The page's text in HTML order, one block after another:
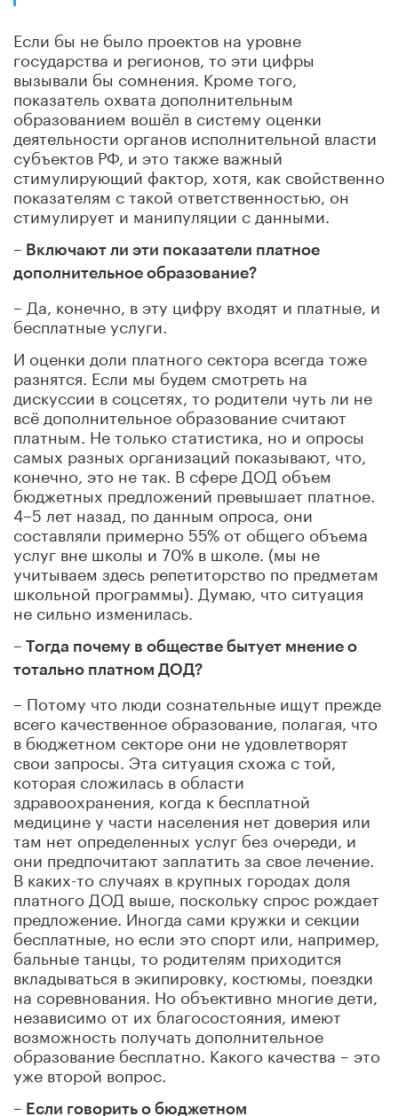
Если бы не было проектов на уровне
государства и регионов, то эти цифры
вызывали бы сомнения. Кроме того,
показатель охвата дополнительным
образованием вошёл в систему оценки
деятельности органов исполнительной власти
субъектов РФ, и это также важный
стимулирующий фактор, хотя, как свойственно
показателям с такой ответственностью, он
стимулирует и манипуляции с данными.
– Включают ли эти показатели платное
дополнительное образование?
– Да, конечно, в эту цифру входят и платные, и
бесплатные услуги.
И оценки доли платного сектора всегда тоже
разнятся. Если мы будем смотреть на
дискуссии в соцсетях, то родители чуть ли не
всё дополнительное образование считают
платным. Не только статистика, но и опросы
самых разных организаций показывают, что,
конечно, это не так. В сфере ДОД объем
бюджетных предложений превышает платное.
4–5 лет назад, по данным опроса, они
составляли примерно 55% от общего объема
услуг вне школы и 70% в школе. (мы не
учитываем здесь репетиторство по предметам
школьной программы). Думаю, что ситуация
не сильно изменилась.
– Тогда почему в обществе бытует мнение о
тотально платном ДОД?
– Потому что люди сознательные ищут прежде
всего качественное образование, полагая, что
в бюджетном секторе они не удовлетворят
свои запросы. Эта ситуация схожа с той,
которая сложилась в области
здравоохранения, когда к бесплатной
медицине у части населения нет доверия или
там нет определенных услуг без очереди, и
они предпочитают заплатить за свое лечение.
В каких-то случаях в крупных городах доля
платного ДОД выше, поскольку спрос рождает
предложение. Иногда сами кружки и секции
бесплатные, но если это спорт или, например,
бальные танцы, то родителям приходится
вкладываться в экипировку, костюмы, поездки
на соревнования. Но объективно многие дети,
независимо от их благосостояния, имеют
возможность получать дополнительное
образование бесплатно. Какого качества – это
уже второй вопрос.
– Если говорить о бюджетном